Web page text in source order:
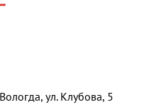
ул. Клубова, 5